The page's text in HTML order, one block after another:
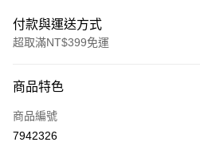
付款與運送方式
超取滿NT$399免運
信用卡一次付款
信用卡分期付款
商品特色
商品編號
7942326